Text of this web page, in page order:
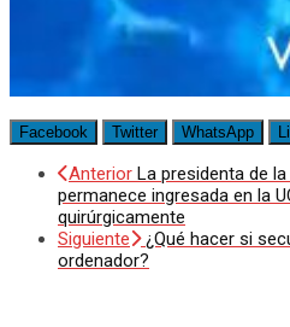
Facebook Twitter WhatsApp
Anterior La presidenta de
permanece ingresada en la
quirúrgicamente
Siguiente
¿Qué hacer si
ordenador?